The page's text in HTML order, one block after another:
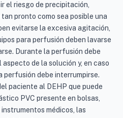
el riesgo de precipitación,
pronto como sea posible una
evitarse la excesiva agitación,
para perfusión deben lavarse
Durante la perfusión debe
de la solución y, en caso
perfusión debe interrumpirse.
paciente al DEHP que puede
PVC presente en bolsas,
médicos, las